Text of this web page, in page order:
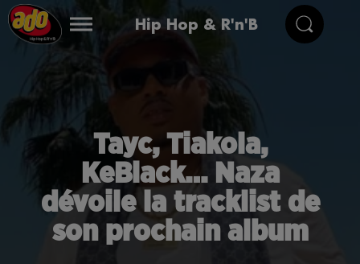
Hip Hop & R'n'B
Tayc, Tiakola,
KeBlack… Naza
dévoile la tracklist de
son prochain album